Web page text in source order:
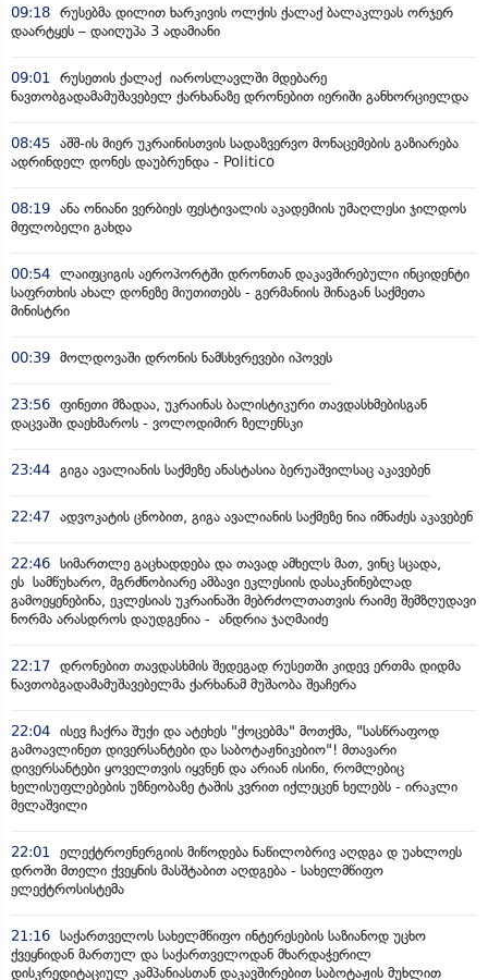
09:18 რუსებმა დილით ხარკივის ოლქის ქალაქ ბალაკლეას ორჯერ
დაარტყეს – დაიღუპა 3 ადამიანი
09:01 რუსეთის ქალაქ იაროსლავლში მდებარე
ნავთობგადამამუშავებელ ქარხანაზე დრონებით იერიში განხორციელდა
08:45 აშშ-ის მიერ უკრაინისთვის სადაზვერვო მონაცემების გაზიარება
ადრინდელ დონეს დაუბრუნდა - Politico
08:19 ანა ონიანი ვერბიეს ფესტივალის აკადემიის უმაღლესი ჯილდოს
მფლობელი გახდა
00:54 ლაიფციგის აეროპორტში დრონთან დაკავშირებული ინციდენტი
საფრთხის ახალ დონეზე მიუთითებს - გერმანიის შინაგან საქმეთა
მინისტრი
00:39 მოლდოვაში დრონის ნამსხვრევები იპოვეს
23:56 ფინეთი მზადაა, უკრაინას ბალისტიკური თავდასხმებისგან
დაცვაში დაეხმაროს - ვოლოდიმირ ზელენსკი
23:44 გიგა ავალიანის საქმეზე ანასტასია ბერუაშვილსაც აკავებენ
22:47 ადვოკატის ცნობით, გიგა ავალიანის საქმეზე ნია იმნაძეს აკავებენ
22:46 სიმართლე გაცხადდება და თავად ამხელს მათ, ვინც სცადა,
ეს სამწუხარო, მგრძნობიარე ამბავი ეკლესიის დასაკნინებლად
გამოეყენებინა, ეკლესიას უკრაინაში მებრძოლთათვის რაიმე შემზღუდავი
ნორმა არასდროს დაუდგენია - ანდრია ჯაღმაიძე
22:17 დრონებით თავდასხმის შედეგად რუსეთში კიდევ ერთმა დიდმა
ნავთობგადამამუშავებელმა ქარხანამ მუშაობა შეაჩერა
22:04 ისევ ჩაქრა შუქი და ატეხეს "ქოცებმა" მოთქმა, "სასწრაფოდ
გამოავლინეთ დივერსანტები და საბოტაჟნიკებიო"! მთავარი
დივერსანტები ყოველთვის იყვნენ და არიან ისინი, რომლებიც
ხელისუფლებების უზნეობაზე ტაშის კვრით იქლეცენ ხელებს - ირაკლი
მელაშვილი
22:01 ელექტროენერგიის მიწოდება ნაწილობრივ აღდგა დ უახლოეს
დროში მთელი ქვეყნის მასშტაბით აღდგება - სახელმწიფო
ელექტროსისტემა
21:16 საქართველოს სახელმწიფო ინტერესების საზიანოდ უცხო
ქვეყნიდან მართულ და საქართველოდან მხარდაჭერილ
დისკრედიტაციულ კამპანიასთან დაკავშირებით საბოტაჟის მუხლით